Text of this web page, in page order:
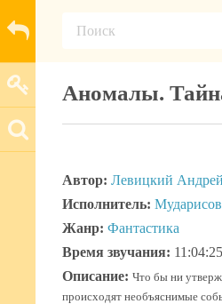
Аномалы.
Автор: Левицкий Андрей
Исполнитель:
Жанр: Фантастика
Время звучания: 11:04:25
Описание: Что бы ни
происходят необъяснимые